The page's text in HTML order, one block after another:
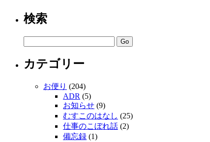
検索
カテゴリー
お便り (204)
ADR (5)
お知らせ (9)
むすこのはなし (25)
仕事のこぼれ話 (2)
備忘録 (1)